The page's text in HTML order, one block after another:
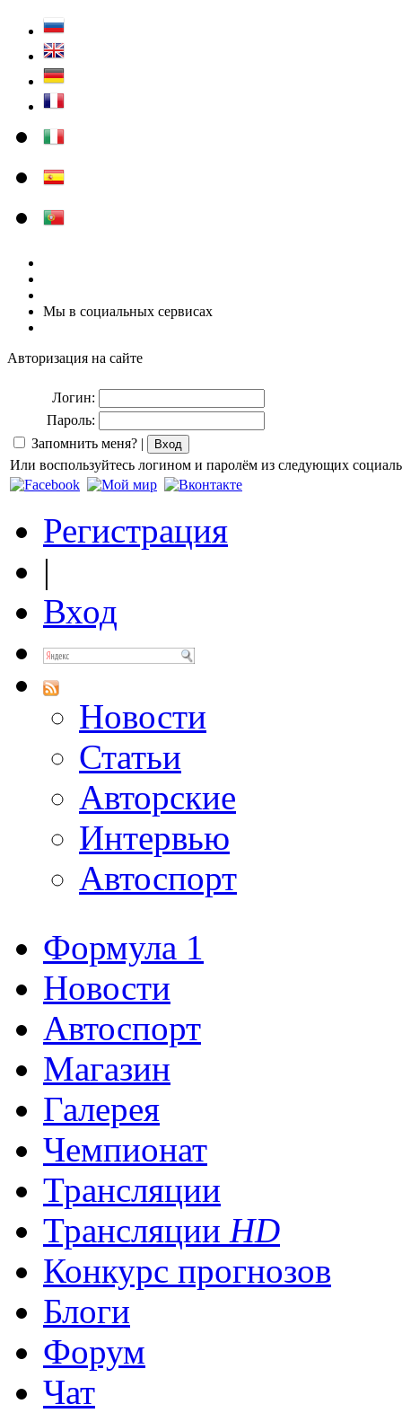
Мы в социальных сервисах
Авторизация на сайте
Логин:
Пароль:
Запомнить меня? |
Или воспользуйтесь логином и паролём из следующих
Регистрация
|
Вход
Новости
Статьи
Авторские
Интервью
Автоспорт
Формула 1
Новости
Автоспорт
Магазин
Галерея
Чемпионат
Трансляции
Трансляции HD
Конкурс прогнозов
Блоги
Форум
Чат